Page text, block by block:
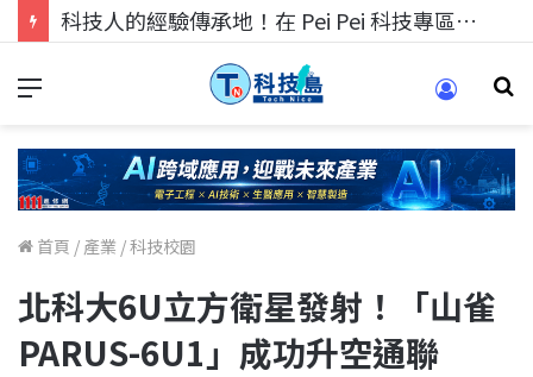
科技人的經驗傳承地！在 Pei Pei 科技專區，與學弟妹交流最硬核的技術
首頁 / 產業 /科技校園
北科大6U立方衛星發射！「山雀
PARUS-6U1」成功升空通聯